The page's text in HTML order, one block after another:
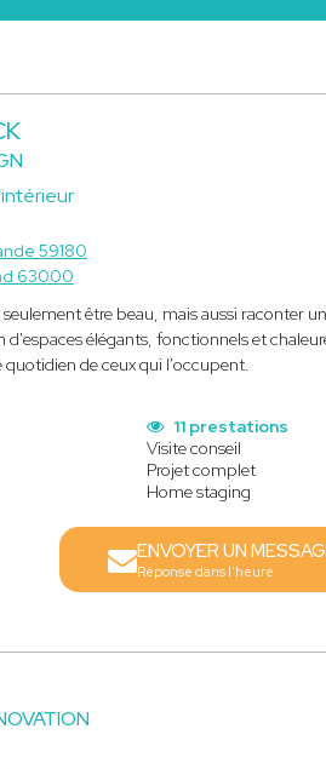
59180
63000
être beau, mais aussi raconter
d'espaces élégants, fonctionnels et
de ceux qui l'occupent.
11 prestations
Visite conseil
Projet complet
Home staging
ENVOYER UN
Réponse dans l'heure